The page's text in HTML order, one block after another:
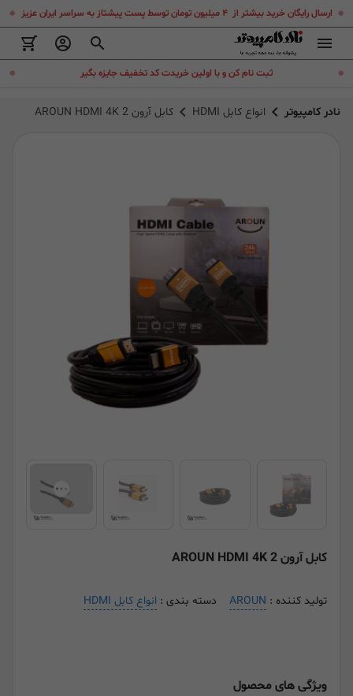
ارسال رایگان خرید بیشتر از ۴ میلیون تومان توسط پست پیشتاز به سراسر ایران عزیز
.
ثبت نام کن و با اولین خریدت کد تخفیف جایزه بگیر .
نادر کامپیوتر انواع کابل HDMI کابل آرون AROUN HDMI 4K 2
کابل آرون AROUN HDMI 4K 2
تولید کننده : AROUN دسته بندی : انواع کابل HDMI
ویژگی های محصول